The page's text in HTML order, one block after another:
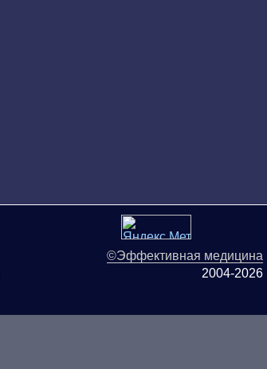
©Эффективная медицина
2004-2026